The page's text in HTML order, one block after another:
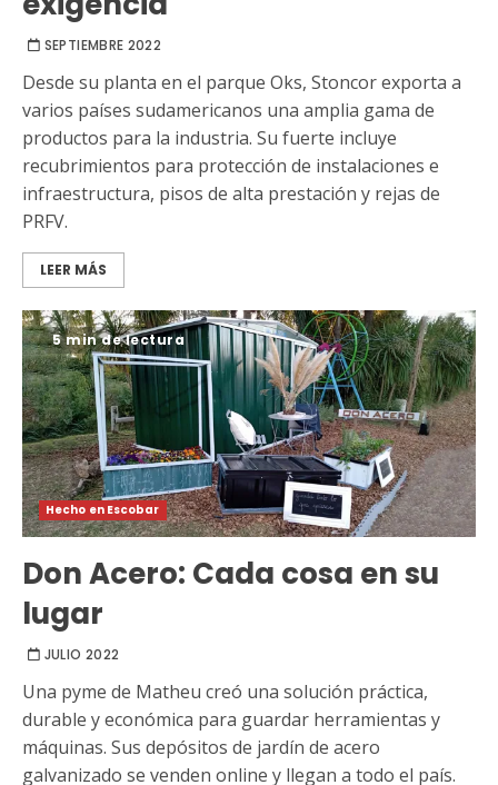
SEPTIEMBRE 2022
Desde su planta en el parque Oks, Stoncor exporta a
varios países sudamericanos una amplia gama de
productos para la industria. Su fuerte incluye
recubrimientos para protección de instalaciones e
infraestructura, pisos de alta prestación y rejas de
PRFV.
LEER MÁS
5 min de lectura
Hecho en Escobar
Don Acero: Cada cosa en su
lugar
JULIO 2022
Una pyme de Matheu creó una solución práctica,
durable y económica para guardar herramientas y
máquinas. Sus depósitos de jardín de acero
galvanizado se venden online y llegan a todo el país.